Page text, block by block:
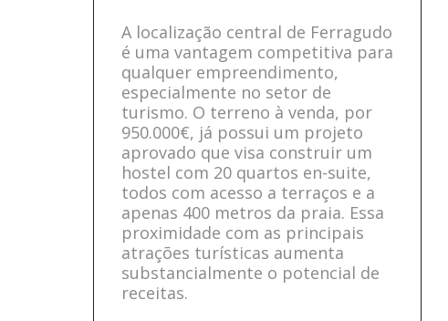
A localização central de Ferragudo
é uma vantagem competitiva para
qualquer empreendimento,
especialmente no setor de
turismo. O terreno à venda, por
950.000€, já possui um projeto
aprovado que visa construir um
hostel com 20 quartos en-suite,
todos com acesso a terraços e a
apenas 400 metros da praia. Essa
proximidade com as principais
atrações turísticas aumenta
substancialmente o potencial de
receitas.